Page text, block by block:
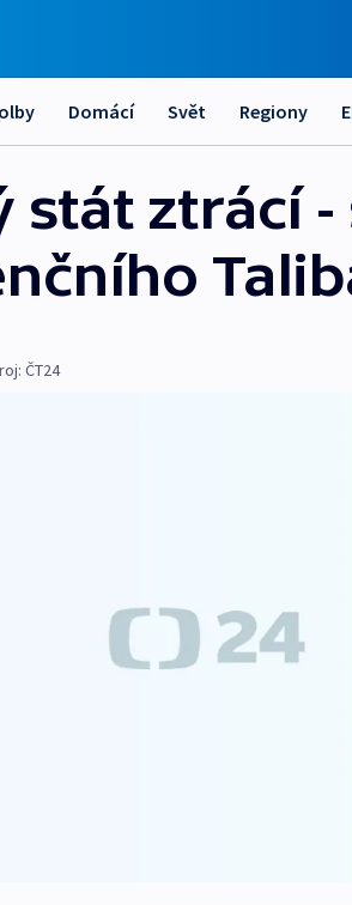
Domácí Svět Regiony
stát ztrácí
ČT24